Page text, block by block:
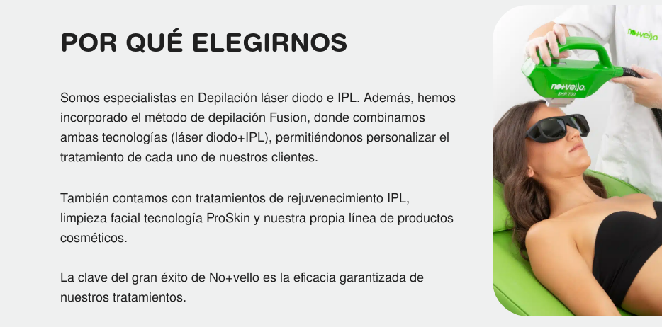
POR QUÉ ELEGIRNOS
Somos especialistas en Depilación láser diodo e IPL. Además, hemos
incorporado el método de depilación Fusion, donde combinamos
ambas tecnologías (láser diodo+IPL), permitiéndonos personalizar el
tratamiento de cada uno de nuestros clientes.
También contamos con tratamientos de rejuvenecimiento IPL,
limpieza facial tecnología ProSkin y nuestra propia línea de productos
cosméticos.
La clave del gran éxito de No+vello es la eficacia garantizada de
nuestros tratamientos.